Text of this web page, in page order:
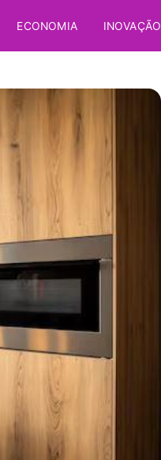
ECONOMIA INOVAÇÃO